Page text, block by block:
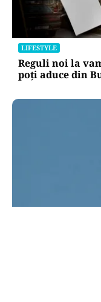
LIFESTYLE
Reguli noi la
poți aduce din